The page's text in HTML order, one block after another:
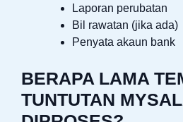
Laporan perubatan
Bil rawatan (jika ada)
Penyata akaun bank
BERAPA LAMA
TUNTUTAN